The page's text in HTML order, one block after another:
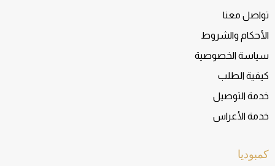
كمبوديا
تواصل معنا
الأحكام والشروط
سياسة الخصوصية
كيفية الطلب
خدمة التوصيل
خدمة الأعراس